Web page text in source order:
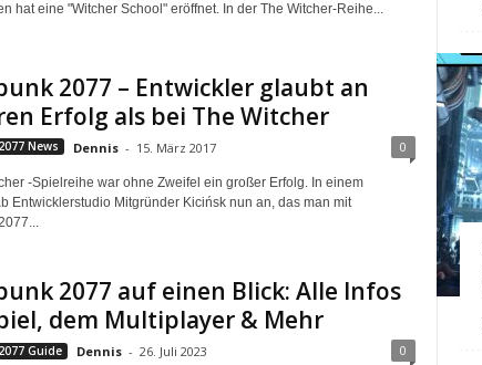
hat eine "Witcher School" eröffnet. In der The Witcher-Reihe...
2077 – Entwickler glaubt an
Erfolg als bei The Witcher
News Dennis - 15. März 2017 0
-Spielreihe war ohne Zweifel ein großer Erfolg. In einem
Entwicklerstudio Mitgründer Kicińsk nun an, das man mit
2077 auf einen Blick: Alle Infos
dem Multiplayer & Mehr
Guide Dennis - 26. Juli 2023 0